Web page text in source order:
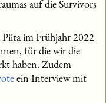
auf die Survivors
im Frühjahr 2022
für die wir die
haben. Zudem
ein Interview mit